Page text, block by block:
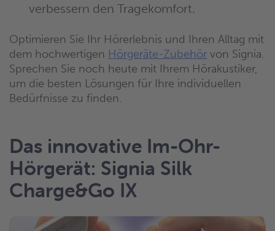
verbessern den Tragekomfort.
Optimieren Sie Ihr Hörerlebnis und Ihren Alltag mit
dem hochwertigen Hörgeräte-Zubehör von Signia.
Sprechen Sie noch heute mit Ihrem Hörakustiker,
um die besten Lösungen für Ihre individuellen
Bedürfnisse zu finden.
Das innovative Im-Ohr-
Hörgerät: Signia Silk
Charge&Go IX